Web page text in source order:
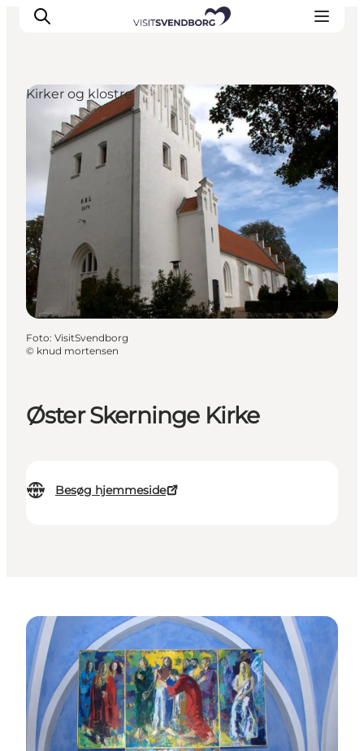
Oplev kultur & natur
Det sker i Svendborg
Spis og drik
handelsbyen Svendborg
Overnatning
Planlæg din tur
Øster Skerninge Kirke
Besøg hjemmeside
Kirker og klostre
Foto: VisitSvendborg
© knud mortensen